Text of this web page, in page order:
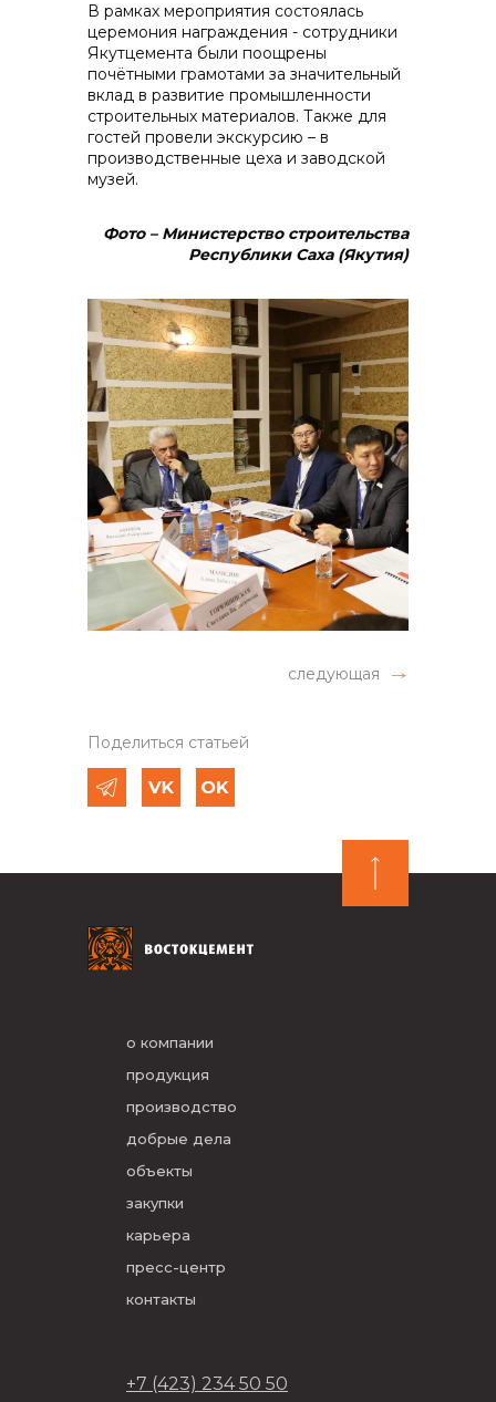
В рамках мероприятия состоялась
церемония награждения - сотрудники
Якутцемента были поощрены
почётными грамотами за значительный
вклад в развитие промышленности
строительных материалов. Также для
гостей провели экскурсию – в
производственные цеха и заводской
музей.
Фото – Министерство строительства
Республики Саха (Якутия)
следующая
Поделиться статьей
о компании
продукция
производство
добрые дела
объекты
закупки
карьера
пресс-центр
контакты
+7 (423) 234 50 50